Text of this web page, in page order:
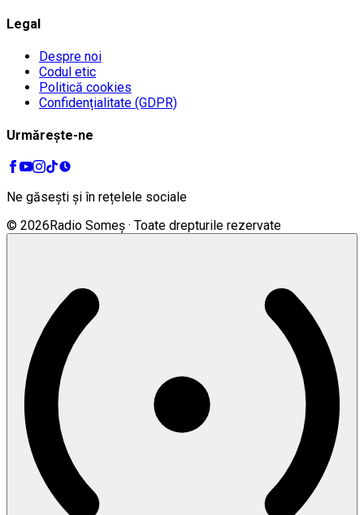
Legal
Despre noi
Codul etic
Politică cookies
Confidențialitate (GDPR)
Urmărește-ne
Ne găsești și în rețelele sociale
© 2026 Radio Someș · Toate drepturile rezervate